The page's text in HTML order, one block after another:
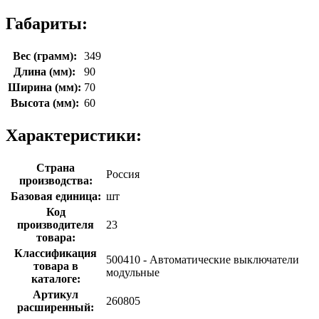
Габариты:
Вес (грамм):
349
Длина (мм):
90
Ширина (мм): 70
Высота (мм): 60
Характеристики:
Страна
производства:
Россия
Базовая единица: шт
Код
производителя
товара:
23
Классификация
товара в
каталоге:
500410 - Автоматические выключатели
модульные
Артикул
расширенный:
260805